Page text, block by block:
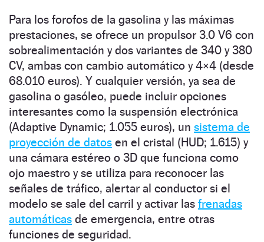
Para los forofos de la gasolina y las máximas
prestaciones, se ofrece un propulsor 3.0 V6 con
sobrealimentación y dos variantes de 340 y 380
CV, ambas con cambio automático y 4×4 (desde
68.010 euros). Y cualquier versión, ya sea de
gasolina o gasóleo, puede incluir opciones
interesantes como la suspensión electrónica
(Adaptive Dynamic; 1.055 euros), un sistema de
proyección de datos en el cristal (HUD; 1.615) y
una cámara estéreo o 3D que funciona como
ojo maestro y se utiliza para reconocer las
señales de tráfico, alertar al conductor si el
modelo se sale del carril y activar las frenadas
automáticas de emergencia, entre otras
funciones de seguridad.